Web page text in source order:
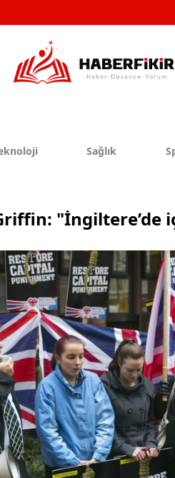
Sağlık
"İngiltere’de iç